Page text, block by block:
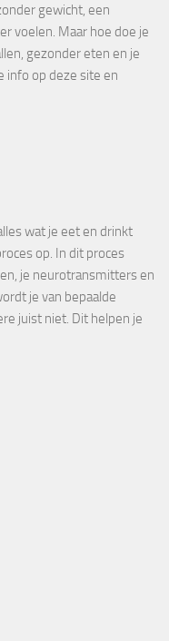
gewicht, een
voelen. Maar hoe doe je
gezonder eten en je
info op deze site en
wat je eet en drinkt
op. In dit proces
je neurotransmitters en
je van bepaalde
juist niet. Dit helpen je